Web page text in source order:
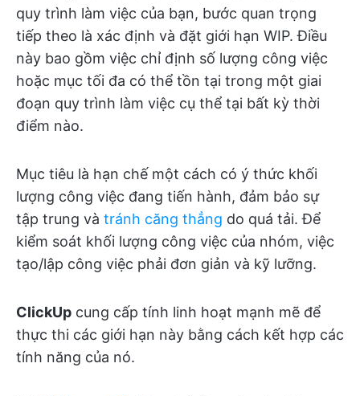
quy trình làm việc của bạn, bước quan trọng
tiếp theo là xác định và đặt giới hạn WIP. Điều
này bao gồm việc chỉ định số lượng công việc
hoặc mục tối đa có thể tồn tại trong một giai
đoạn quy trình làm việc cụ thể tại bất kỳ thời
điểm nào.
Mục tiêu là hạn chế một cách có ý thức khối
lượng công việc đang tiến hành, đảm bảo sự
tập trung và tránh căng thẳng do quá tải. Để
kiểm soát khối lượng công việc của nhóm, việc
tạo/lập công việc phải đơn giản và kỹ lưỡng.
ClickUp cung cấp tính linh hoạt mạnh mẽ để
thực thi các giới hạn này bằng cách kết hợp các
tính năng của nó.